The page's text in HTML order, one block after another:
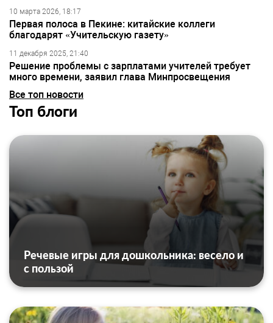
10 марта 2026, 18:17
Первая полоса в Пекине: китайские коллеги
благодарят «Учительскую газету»
11 декабря 2025, 21:40
Решение проблемы с зарплатами учителей требует
много времени, заявил глава Минпросвещения
Все топ новости
Топ блоги
Речевые игры для дошкольника: весело и
с пользой